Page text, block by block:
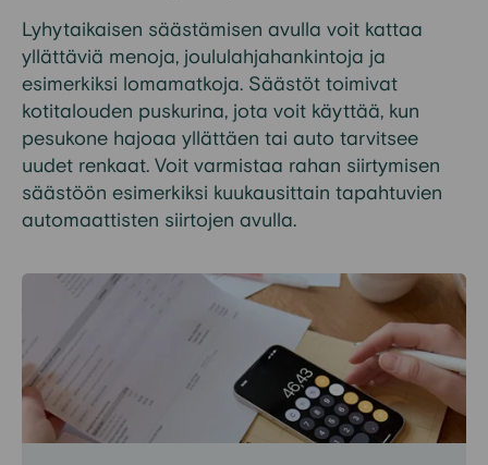
Lyhytaikaisen säästämisen avulla voit kattaa
yllättäviä menoja, joululahjahankintoja ja
esimerkiksi lomamatkoja. Säästöt toimivat
kotitalouden puskurina, jota voit käyttää, kun
pesukone hajoaa yllättäen tai auto tarvitsee
uudet renkaat. Voit varmistaa rahan siirtymisen
säästöön esimerkiksi kuukausittain tapahtuvien
automaattisten siirtojen avulla.